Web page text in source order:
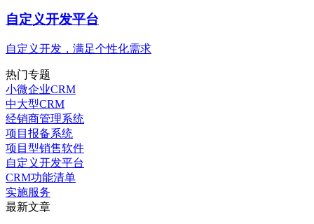
自定义开发平台
自定义开发，满足个性化需求
热门专题
小微企业CRM
中大型CRM
经销商管理系统
项目报备系统
项目型销售软件
自定义开发平台
CRM功能清单
实施服务
最新文章